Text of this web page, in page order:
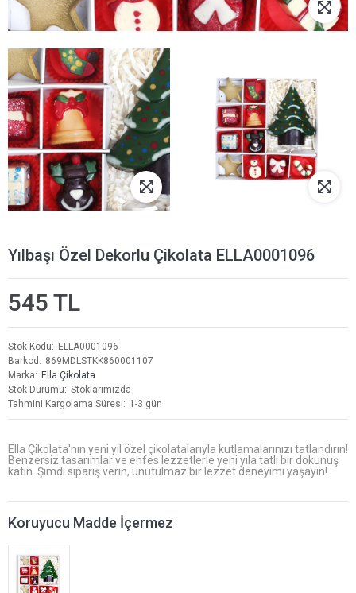
Yılbaşı Özel Dekorlu Çikolata ELLA0001096
545 TL
Stok Kodu
ELLA0001096
Barkod
869MDLSTKK860001107
Marka
Ella Çikolata
Stok Durumu
Stoklarımızda
Tahmini Kargolama Süresi
1-3 gün
Ella Çikolata'nın yeni yıl özel çikolatalarıyla kutlamalarınızı tatlandırın!
Benzersiz tasarımlar ve enfes lezzetlerle yeni yıla tatlı bir dokunuş
katın. Şimdi sipariş verin, unutulmaz bir lezzet deneyimi yaşayın!
Koruyucu Madde İçermez